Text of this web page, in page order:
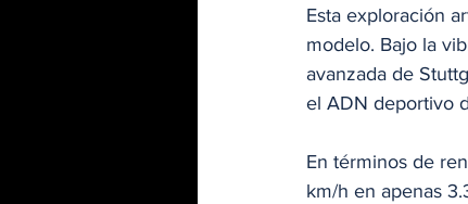
Esta exploración
modelo. Bajo la
avanzada de
el ADN deportivo
En términos de
km/h en apenas